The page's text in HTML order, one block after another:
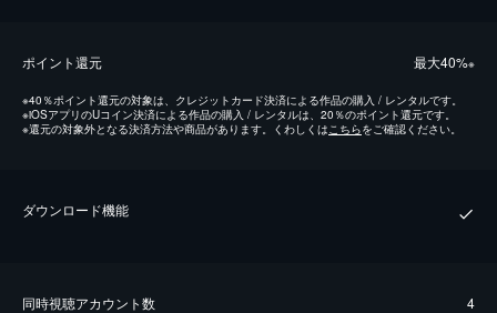
ポイント還元 最⼤40%※
※40％ポイント還元の対象は、クレジットカード決済による作品の購入 / レンタルです。
※iOSアプリのUコイン決済による作品の購入 / レンタルは、20％のポイント還元です。
※還元の対象外となる決済方法や商品があります。くわしくは こちらをご確認ください。
ダウンロード機能
同時視聴アカウント数 4